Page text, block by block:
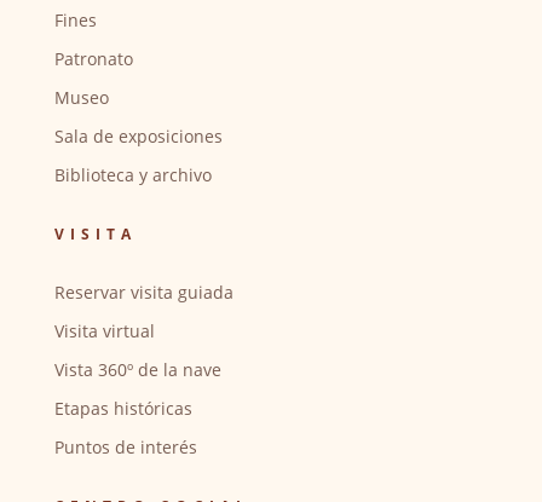
Fines
Patronato
Museo
Sala de exposiciones
Biblioteca y archivo
VISITA
Reservar visita guiada
Visita virtual
Vista 360º de la nave
Etapas históricas
Puntos de interés